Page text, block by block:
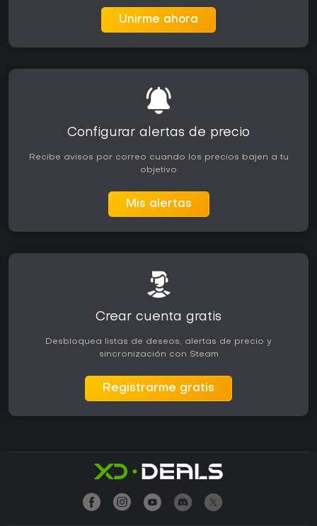
Unirme ahora
Configurar alertas de precio
Recibe avisos por correo cuando los precios bajen a tu
objetivo
Mis alertas
Crear cuenta gratis
Desbloquea listas de deseos, alertas de precio y
sincronización con Steam
Registrarme gratis